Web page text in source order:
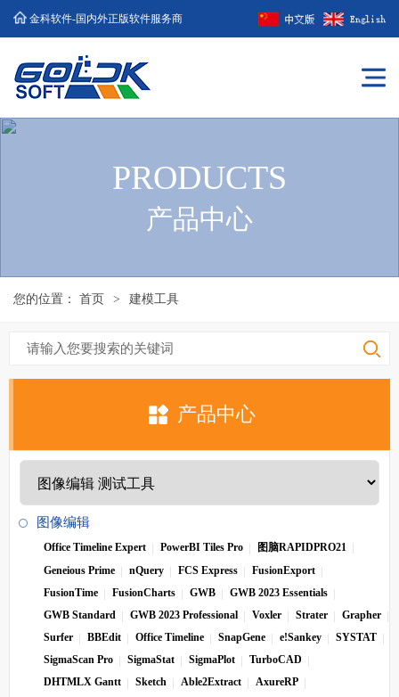
金科软件-国内外正版软件服务商
PRODUCTS
产品中心
您的位置： 首页 > 建模工具
产品中心
图像编辑
Office Timeline Expert PowerBI Tiles Pro
图脑RAPIDPRO21
Geneious Prime
nQuery FCS Express
FusionExport
FusionTime
FusionCharts GWB
GWB 2023 Essentials
GWB Standard
GWB 2023 Professional Voxler Strater
Grapher
Surfer
BBEdit Office Timeline SnapGene e!Sankey
SYSTAT
SigmaScan Pro
SigmaStat SigmaPlot
TurboCAD
DHTMLX Gantt
Sketch Able2Extract
AxureRP